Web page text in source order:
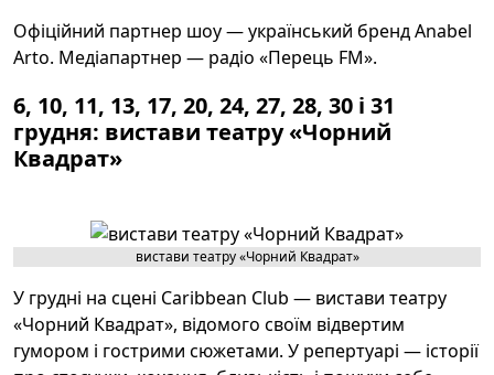
Офіційний партнер шоу — український бренд Anabel
Arto. Медіапартнер — радіо «Перець FM».
6, 10, 11, 13, 17, 20, 24, 27, 28, 30 і 31
грудня: вистави театру «Чорний
Квадрат»
вистави театру «Чорний Квадрат»
У грудні на сцені Caribbean Club — вистави театру
«Чорний Квадрат», відомого своїм відвертим
гумором і гострими сюжетами. У репертуарі — історії